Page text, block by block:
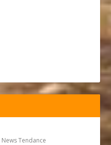
News Tendance